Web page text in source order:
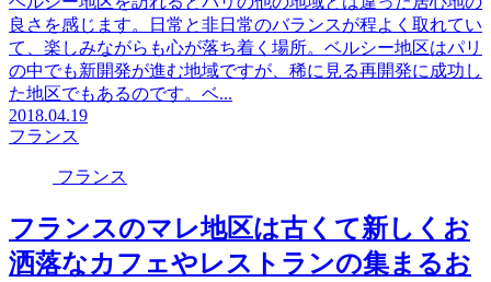
良さを感じます。日常と非日常のバランスが程よく取れてい
て、楽しみながらも心が落ち着く場所。ベルシー地区はパリ
の中でも新開発が進む地域ですが、稀に見る再開発に成功し
た地区でもあるのです。ベ...
2018.04.19
フランス
フランス
フランスのマレ地区は古くて新しくお
洒落なカフェやレストランの集まるお